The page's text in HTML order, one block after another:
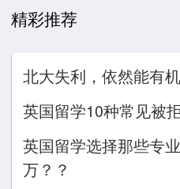
精彩推荐
北大失利，依然能有
英国留学10种常见被
英国留学选择那些专
万？？